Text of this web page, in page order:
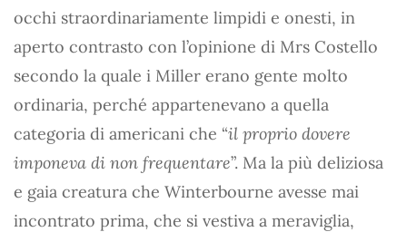
occhi straordinariamente limpidi e onesti, in
aperto contrasto con l’opinione di Mrs Costello
secondo la quale i Miller erano gente molto
ordinaria, perché appartenevano a quella
categoria di americani che “il proprio dovere
imponeva di non frequentare”. Ma la più deliziosa
e gaia creatura che Winterbourne avesse mai
incontrato prima, che si vestiva a meraviglia,